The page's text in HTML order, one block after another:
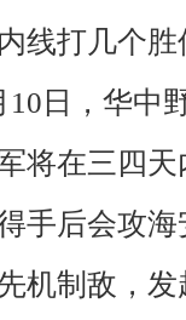
线打几个
日，华中
将在三四
手后会攻海
机制敌，